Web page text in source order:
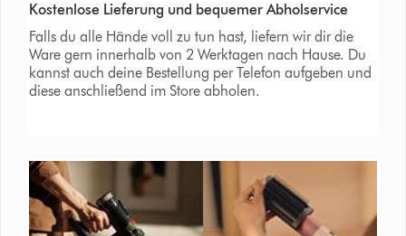
Kostenlose Lieferung und bequemer Abholservice
Falls du alle Hände voll zu tun hast, liefern wir dir die
Ware gern innerhalb von 2 Werktagen nach Hause. Du
kannst auch deine Bestellung per Telefon aufgeben und
diese anschließend im Store abholen.